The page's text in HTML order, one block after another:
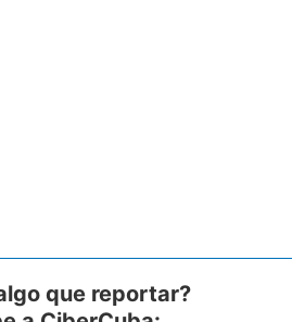
que reportar?